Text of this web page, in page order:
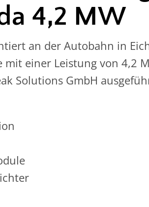
4,2 MW
an der Autobahn in
einer Leistung von 4,2
Solutions GmbH